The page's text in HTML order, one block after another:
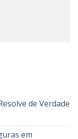
de Verdade
em